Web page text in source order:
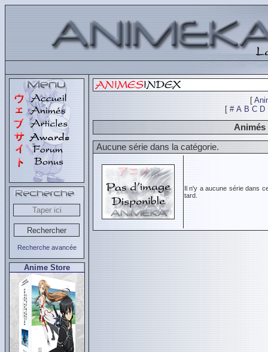
Recherche avancée
Anime Store
[
[ # A B C D
Animés
Aucune série dans la catégorie.
Il n'y a aucune série dans
tard.